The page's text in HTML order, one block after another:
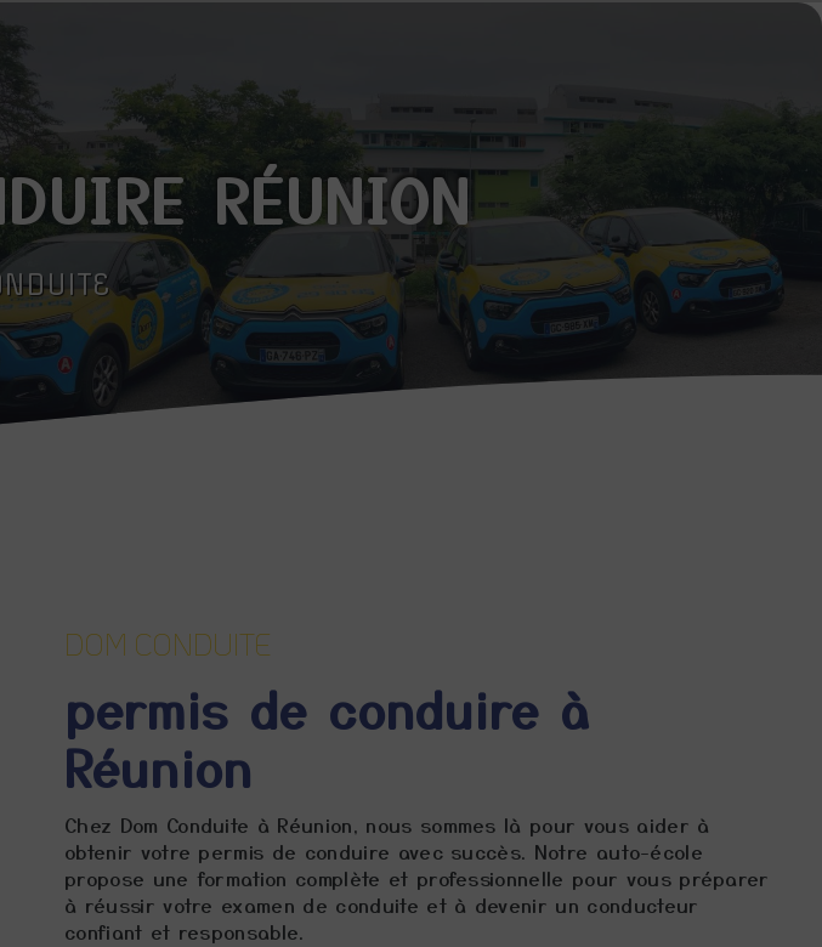
RÉUNION
DOM CONDUITE
permis de conduire à
Réunion
Chez Dom Conduite à Réunion, nous sommes là pour vous aider à
obtenir votre permis de conduire avec succès. Notre auto-école
propose une formation complète et professionnelle pour vous préparer
à réussir votre examen de conduite et à devenir un conducteur
confiant et responsable.